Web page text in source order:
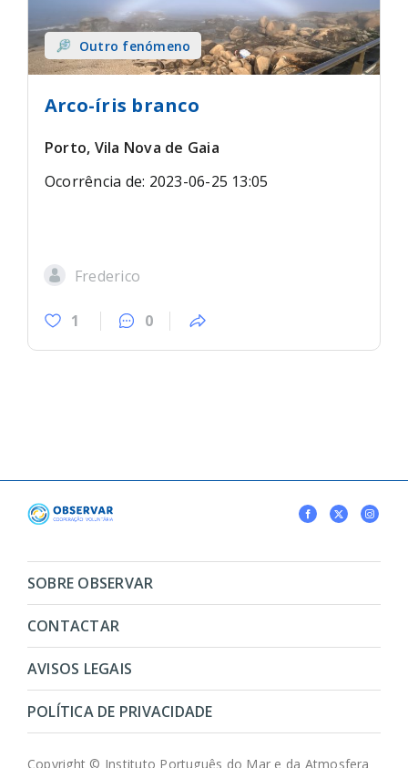
Outro fenómeno
Arco-íris branco
Porto, Vila Nova de Gaia
Ocorrência de: 2023-06-25 13:05
Frederico
1 0
SOBRE OBSERVAR
CONTACTAR
AVISOS LEGAIS
POLÍTICA DE PRIVACIDADE
Copyright © Instituto Português do Mar e da Atmosfera